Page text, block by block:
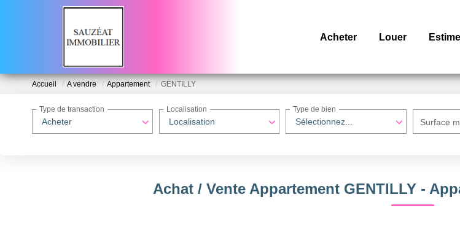
Acheter Louer
Accueil A vendre Appartement GENTILLY
Acheter
Type de transaction
Localisation
Localisation
Sélectionnez...
Type de bien
Surface
Achat / Vente Appartement GENTILLY -